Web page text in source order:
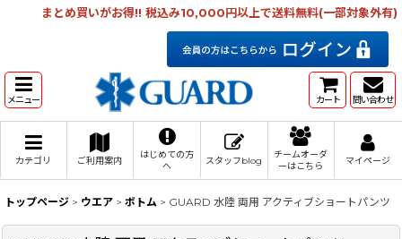
まとめ買いがお得!! 税込み10,000円以上で送料無料(一部対象外有)
メニュー カート 問い合わせ
カテゴリ ご利用案内
はじめての方
へ
スタッフblog
チームオーダ
ーはこちら
マイページ
トップページ > ウエア > ボトム > GUARD 水陸 両用 アクティブショートパンツ